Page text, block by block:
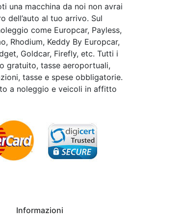
una macchina da noi non avrai
dell’auto al tuo arrivo. Sul
come Europcar, Payless,
Rhodium, Keddy By Europcar,
Goldcar, Firefly, etc. Tutti i
gratuito, tasse aeroportuali,
tasse e spese obbligatorie.
a noleggio e veicoli in affitto
Informazioni